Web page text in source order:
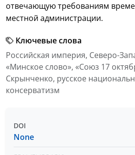
отвечающую требованиям
местной администрации.
Ключевые слова
Российская империя, Северо-
«Минское слово», «Союз 17
Скрынченко, русское
консерватизм
DOI
None